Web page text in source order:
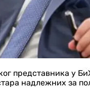
представника у
надлежних за